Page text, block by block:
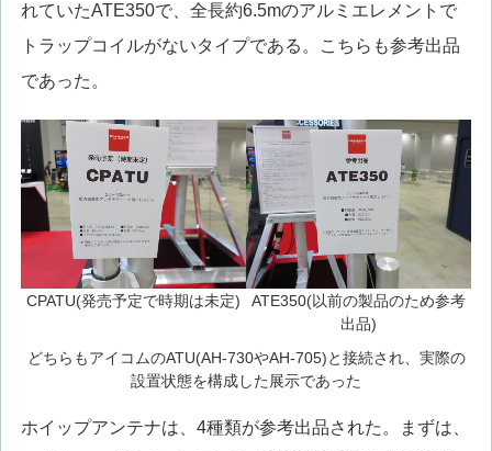
れていたATE350で、全長約6.5mのアルミエレメントで
トラップコイルがないタイプである。こちらも参考出品
であった。
CPATU(発売予定で時期は未定)
ATE350(以前の製品のため参考
出品)
どちらもアイコムのATU(AH-730やAH-705)と接続され、実際の
設置状態を構成した展示であった
ホイップアンテナは、4種類が参考出品された。まずは、